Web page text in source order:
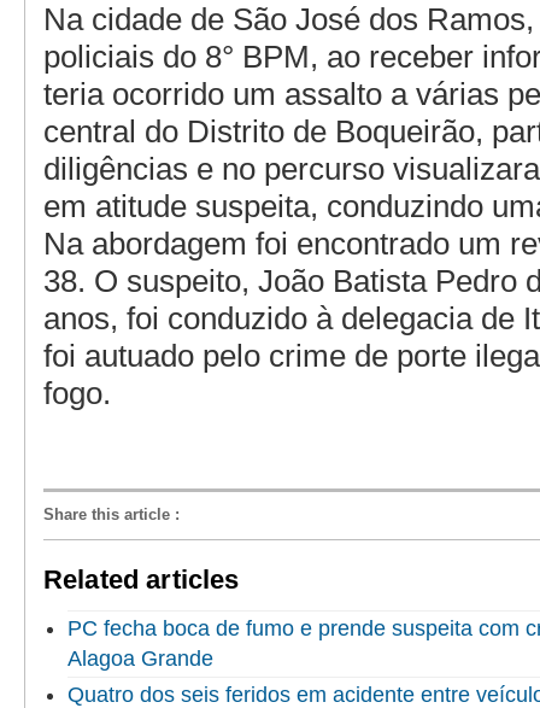
Na cidade de São José dos
policiais do 8° BPM, ao receber
teria ocorrido um assalto a várias
central do Distrito de Boqueirão,
diligências e no percurso
em atitude suspeita, conduzindo
Na abordagem foi encontrado um
38. O suspeito, João Batista Pedro
anos, foi conduzido à delegacia de
foi autuado pelo crime de porte
fogo.
Share this article :
Related articles
PC fecha boca de fumo e prende suspeita com
Alagoa Grande
Quatro dos seis feridos em acidente entre